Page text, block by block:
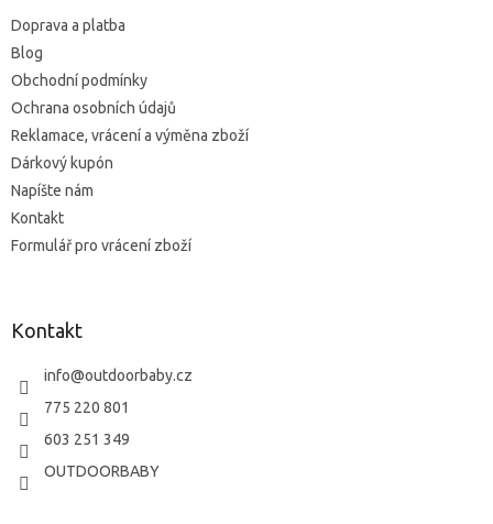
Doprava a platba
Blog
Obchodní podmínky
Ochrana osobních údajů
Reklamace, vrácení a výměna zboží
Dárkový kupón
Napíšte nám
Kontakt
Formulář pro vrácení zboží
Kontakt
info@outdoorbaby.cz
775 220 801
603 251 349
OUTDOORBABY